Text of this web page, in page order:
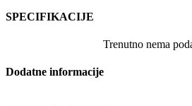
SPECIFIKACIJE
Trenutno nema
Dodatne informacije